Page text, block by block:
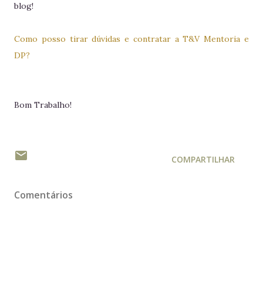
blog!
Como posso tirar dúvidas e contratar a T&V Mentoria e
DP?
Bom Trabalho!
COMPARTILHAR
Comentários